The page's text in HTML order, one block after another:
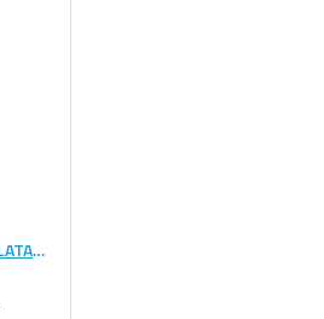
GRENADE BEYAZ ÇİKOLATA&KURABIYE PROTEIN BAR 60 GR 1 ADET